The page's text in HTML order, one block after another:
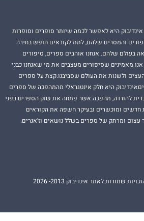
היא לאפשר לכמה שיותר סופרים וסופרות
והמסרים שלהם, לתת לקוראים חופש בחירה
בעולם שלהם. אנחנו אוהבים ספרים, סיפורים
אנו מאמינים שסיפורים מעצבים את מי שאנחנו כבני
ולשנות את העולם שסביבנו.קצת על ספרים
היא חלק אינטגראלי מהמהפכה של ספרים
להורדה, מהפכה אשר פתחה את שוק הספרים בפני
חדשים ומוכשרים ובעיקר חשפה את הקוראים
עצום ומרתק של ספרים בשלל נושאים וז'אנרים.
שמורות לאתר אינדיבוק 2013- 2026